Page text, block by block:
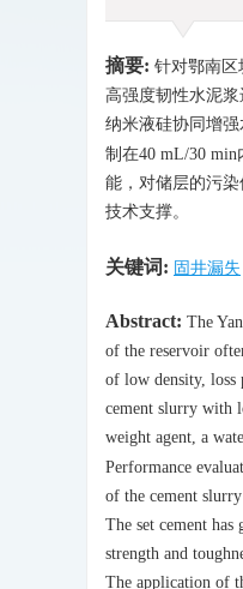
摘要: 针对鄂南区
高强度韧性水泥
纳米液硅协同增强
制在40 mL/30
能，对储层的污
技术支撑。
关键词: 固井漏失
Abstract: The
of the reservoir
of low density, loss
cement slurry with
weight agent, a
Performance
of the cement slurry
The set cement
strength and
The application of